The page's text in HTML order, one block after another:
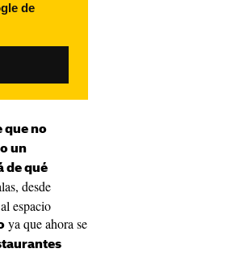
de
que no
un
de qué
desde
espacio
ya que ahora se